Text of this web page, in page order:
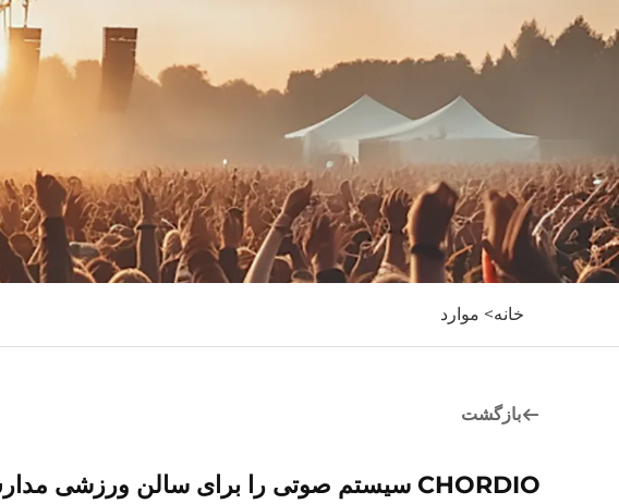
خانه> موارد
بازگشت
CHORDIO سیستم صوتی را برای سالن ورزشی مدارس پیکربندی کنید — موارد حرفه ای شاهد به روز رسانی های آکوستیکی هستند